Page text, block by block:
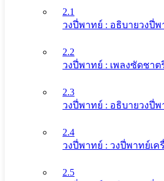
2.1
วงปี่พาทย์ : อธิบายวงปี่
2.2
วงปี่พาทย์ : เพลงซัดชาต
2.3
วงปี่พาทย์ : อธิบายวงปี่พ
2.4
วงปี่พาทย์ : วงปี่พาทย์เค
2.5